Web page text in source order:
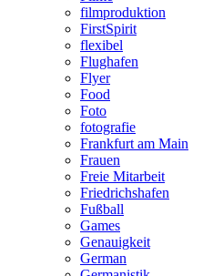
filmproduktion
FirstSpirit
flexibel
Flughafen
Flyer
Food
Foto
fotografie
Frankfurt am Main
Frauen
Freie Mitarbeit
Friedrichshafen
Fußball
Games
Genauigkeit
German